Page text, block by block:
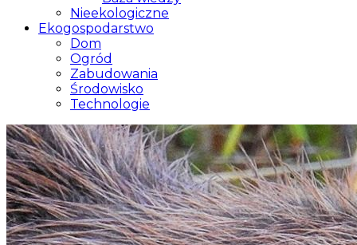
Nieekologiczne
Ekogospodarstwo
Dom
Ogród
Zabudowania
Środowisko
Technologie